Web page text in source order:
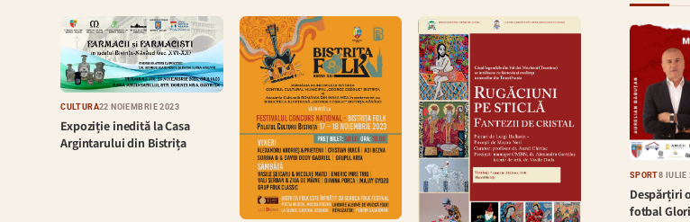
CULTURĂ22 NOIEMBRIE 2023
Expoziție inedită la Casa
Argintarului din Bistrița
SPORT8 IULIE
Despărțiri
fotbal